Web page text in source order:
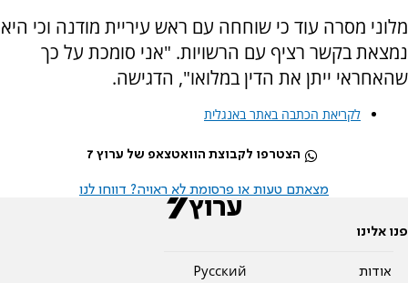
מלוני מסרה עוד כי שוחחה עם ראש עיריית מודנה וכי היא
נמצאת בקשר רציף עם הרשויות. "אני סומכת על כך
שהאחראי ייתן את הדין במלואו", הדגישה.
לקריאת הכתבה באתר באנגלית
הצטרפו לקבוצת הוואטצאפ של ערוץ 7
מצאתם טעות או פרסומת לא ראויה? דווחו לנו
פנו אלינו
אודות
Pусский